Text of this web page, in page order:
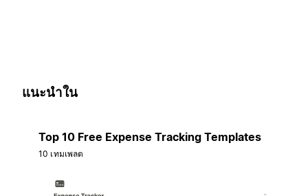
แนะนำใน
Top 10 Free Expense Tracking Templates
10 เทมเพลต